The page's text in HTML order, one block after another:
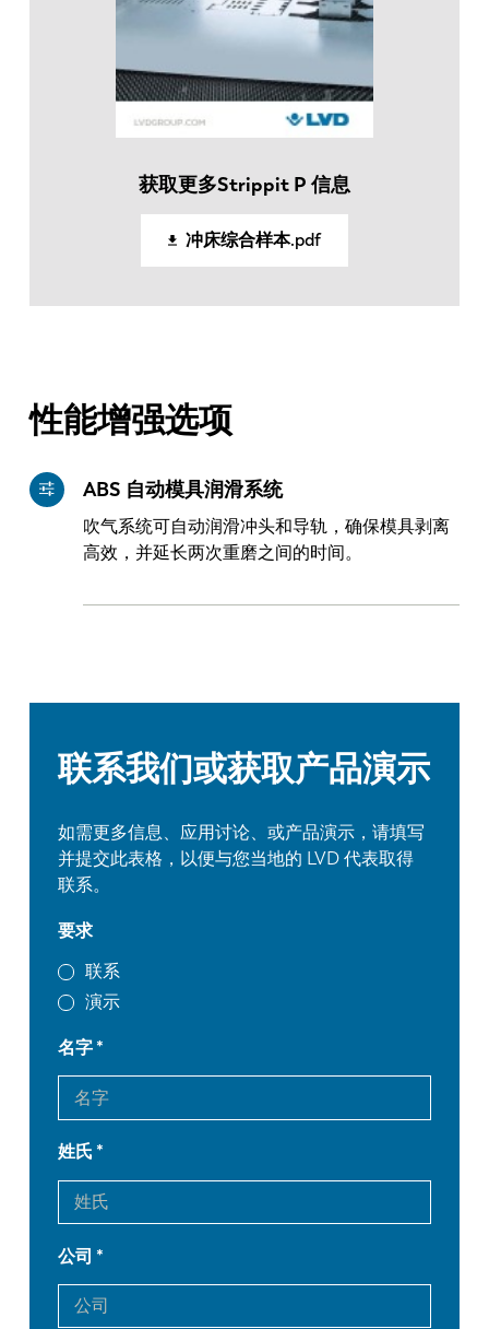
获取更多Strippit P 信息
冲床综合样本.pdf
性能增强选项
ABS 自动模具润滑系统
吹气系统可自动润滑冲头和导轨，确保模具剥离
高效，并延长两次重磨之间的时间。
联系我们或获取产品演示
如需更多信息、应用讨论、或产品演示，请填写
并提交此表格，以便与您当地的 LVD 代表取得
联系。
要求
联系
演示
名字
姓氏
公司
EN-US
IT
SK
KO CN